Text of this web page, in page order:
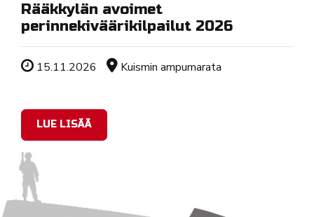
Rääkkylän avoimet
perinnekiväärikilpailut 2026
Tapahtuman ajankohta
15.11.2026 Sijainti
Kuismin ampumarata
LUE LISÄÄ